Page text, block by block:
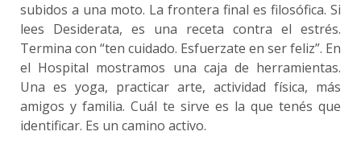
subidos a una moto. La frontera final es filosófica. Si
lees Desiderata, es una receta contra el estrés.
Termina con “ten cuidado. Esfuerzate en ser feliz”. En
el Hospital mostramos una caja de herramientas.
Una es yoga, practicar arte, actividad física, más
amigos y familia. Cuál te sirve es la que tenés que
identificar. Es un camino activo.